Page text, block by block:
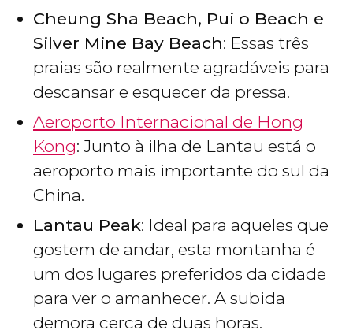
Cheung Sha Beach, Pui o Beach e
Silver Mine Bay Beach: Essas três
praias são realmente agradáveis para
descansar e esquecer da pressa.
Aeroporto Internacional de Hong
Kong: Junto à ilha de Lantau está o
aeroporto mais importante do sul da
China.
Lantau Peak: Ideal para aqueles que
gostem de andar, esta montanha é
um dos lugares preferidos da cidade
para ver o amanhecer. A subida
demora cerca de duas horas.